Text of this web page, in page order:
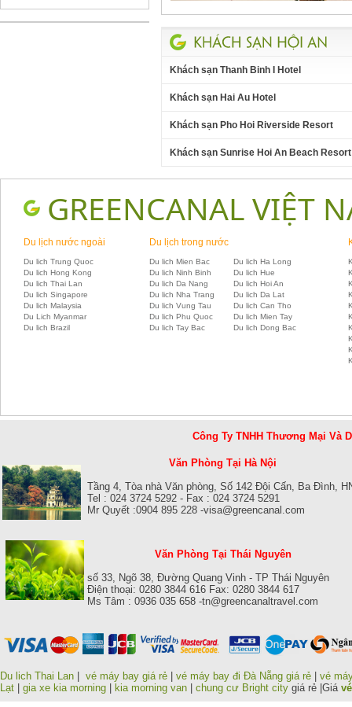
Khách sạn Thanh Binh I Hotel
Khách sạn Hai Au Hotel
Khách sạn Pho Hoi Riverside Resort
Khách sạn Sunrise Hoi An Beach Resort
GREENCANAL VIỆT
Du lịch nước ngoài
Du lich Trung Quoc
Du lich Hong Kong
Du lich Thai Lan
Du lich Singapore
Du lich Malaysia
Du Lich Myanmar
Du lich Brazil
Du lịch trong nước
Du lich Mien Bac
Du lich Ha Long
Du lich Ninh Binh
Du lich Hue
Du lich Da Nang
Du lich Hoi An
Du lich Nha Trang
Du lich Da Lat
Du lich Vung Tau
Du lich Can Tho
Du lich Phu Quoc
Du lich Mien Tay
Du lich Tay Bac
Du lich Dong Bac
Công Ty TNHH Thương Mại Và
Văn Phòng Tại Hà Nội
Tầng 4, Tòa nhà Văn phòng, Số 142 Đội Cấn, Ba Đình,
Tel : 024 3724 5292 - Fax : 024 3724 5291
Mr Quyết :0904 895 228 -visa@greencanal.com
Văn Phòng Tại Thái Nguyên
số 33, Ngõ 38, Đường Quang Vinh - TP Thái Nguyên
Điện thoại: 0280 3844 616 Fax: 0280 3844 617
Ms Tâm : 0936 035 658 -tn@greencanaltravel.com
Du lich Thai Lan vé máy bay giá rẻ vé máy bay đi Đà Nẵng giá rẻ
vé
Lạt
gia xe kia morning kia morning van chung cư Bright city giá rẻ |Giá